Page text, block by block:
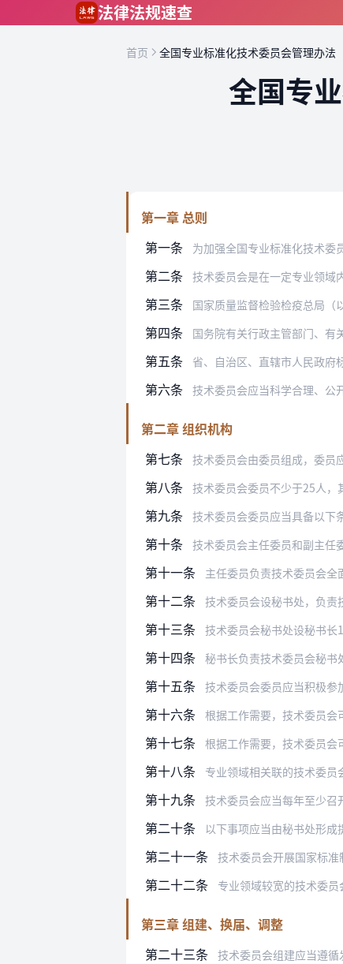
法律法规速查
首页 全国专业标准化技术委员会管理办法
全国专
第一章 总则
第一条
为加强全国专业标准化技术委员会（
第二条 技术委员会是在一定专业领域
第三条 国家质量监督检验检疫总局（
第四条 国务院有关行政主管部门、有关行
第五条 省、自治区、直辖市人民政府
第六条 技术委员会应当科学合理、公
第二章 组织机构
第七条
技术委员会由委员组成，委员应当具
第八条 技术委员会委员不少于25人，
第九条 技术委员会委员应当具备以下
第十条 技术委员会主任委员和副主任
第十一条 主任委员负责技术委员会全面工作
第十二条 技术委员会设秘书处，负责
第十三条 技术委员会秘书处设秘书长
第十四条 秘书长负责技术委员会秘书
第十五条 技术委员会委员应当积极参
第十六条 根据工作需要，技术委员会
第十七条 根据工作需要，技术委员会可以设
第十八条 专业领域相关联的技术委员会之间
第十九条 技术委员会应当每年至少召开一次
第二十条 以下事项应当由秘书处形成
第二十一条 技术委员会开展国家标准
第二十二条 专业领域较宽的技术委员
第三章 组建、换届、调整
第二十三条
技术委员会组建应当遵循